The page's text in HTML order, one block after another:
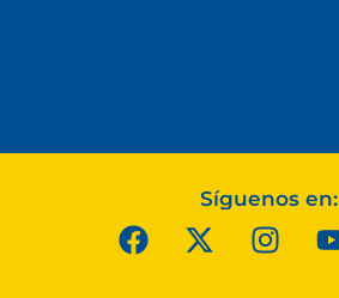
Síguenos en: